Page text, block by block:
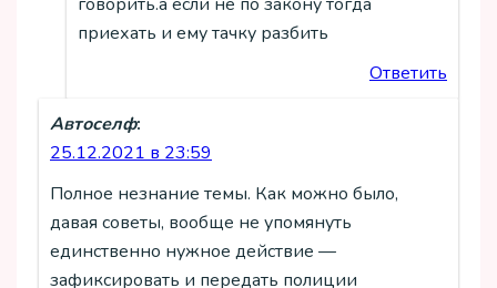
приехать и ему тачку разбить
Ответить
Автоселф:
25.12.2021 в 23:59
Полное незнание темы. Как можно было,
давая советы, вообще не упомянуть
единственно нужное действие —
зафиксировать и передать полиции